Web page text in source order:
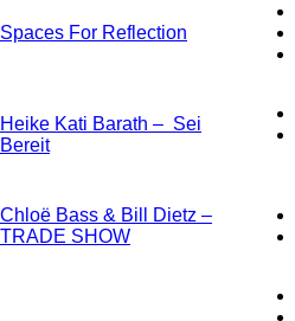
Spaces For Reflection
Heike Kati Barath – Sei
Bereit
Chloë Bass & Bill Dietz –
TRADE SHOW